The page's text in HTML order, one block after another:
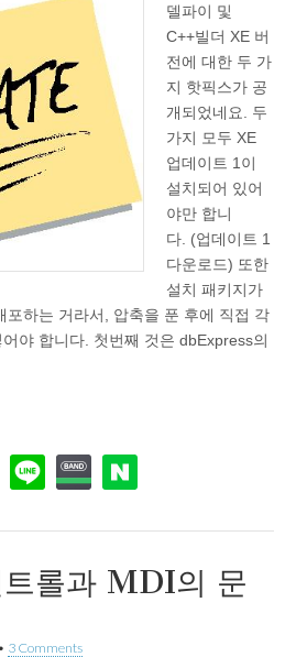
델파이 및
C++빌더 XE 버
전에 대한 두 가
지 핫픽스가 공
개되었네요. 두
가지 모두 XE
업데이트 1이
설치되어 있어
야만 합니
다. (업데이트 1
다운로드) 또한
설치 패키지가
포하는 거라서, 압축을 푼 후에 직접 각
야 합니다. 첫번째 것은 dbExpress의
롤과 MDI의 문
• 3 Comments